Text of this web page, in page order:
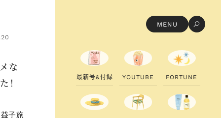
MENU
な
！
子旅
最新号&付録 YOUTU B E FORTU N E